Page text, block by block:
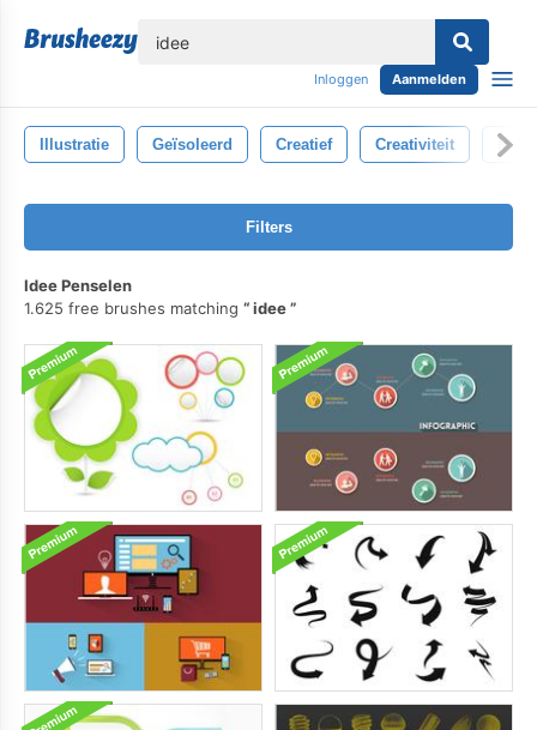
Inloggen Aanmelden
Illustratie Geïsoleerd Creatief Creativiteit
Filters
Idee Penselen
1.625 free brushes matching
idee